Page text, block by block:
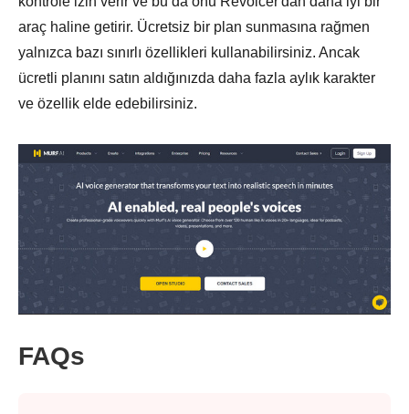
araç haline getirir. Ücretsiz bir plan sunmasına rağmen
yalnızca bazı sınırlı özellikleri kullanabilirsiniz. Ancak
ücretli planını satın aldığınızda daha fazla aylık karakter
ve özellik elde edebilirsiniz.
FAQs